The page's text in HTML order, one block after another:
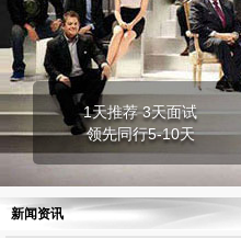
1天推荐 3天面试
领先同行5-10天
新闻资讯